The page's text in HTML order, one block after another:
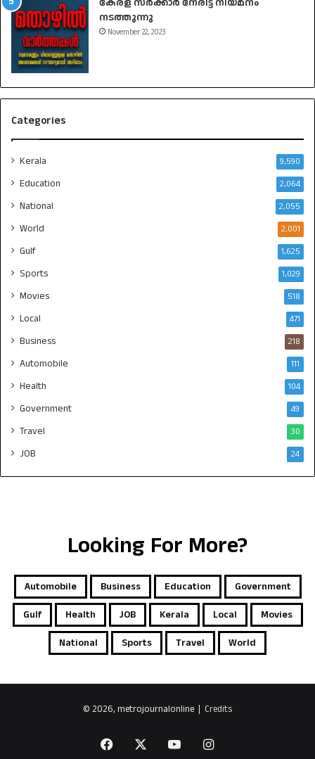
നടത്തുന്നു
November 22, 2023
Categories
Kerala 9,590
Education 2,064
National 2,055
World 2,001
Gulf 1,625
Sports 1,029
Movies 518
Local 471
Business 218
Automobile 111
Health 104
Government 49
Travel 30
JOB 24
Looking For More?
Automobile Business Education
Government
Gulf
Health JOB Kerala Local
Movies
National
Sports Travel World
© 2026, metrojournalonline | Credits
Facebook YouTubeInstagram